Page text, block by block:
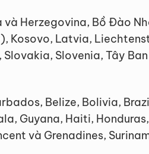
và Herzegovina, Bồ Đào
Kosovo, Latvia,
Slovenia, Tây
Belize, Bolivia,
Guyana, Haiti,
và Grenadines,